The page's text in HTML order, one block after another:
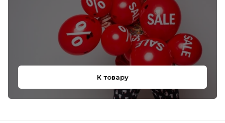
К товару